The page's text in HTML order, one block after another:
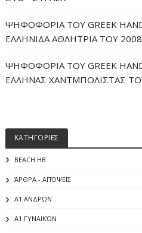
ΨΗΦΟΦΟΡΙΑ ΤΟΥ GREEK
ΕΛΛΗΝΙΔΑ ΑΘΛΗΤΡΙΑ ΤΟΥ 2008
ΨΗΦΟΦΟΡΙΑ ΤΟΥ GREEK
ΕΛΛΗΝΑΣ ΧΑΝΤΜΠΟΛΙΣΤΑΣ
ΚΑΤΗΓΟΡΙΕΣ
BEACH HB
ΆΡΘΡΑ - ΑΠΌΨΕΙΣ
Α1 ΑΝΔΡΏΝ
Α1 ΓΥΝΑΙΚΏΝ